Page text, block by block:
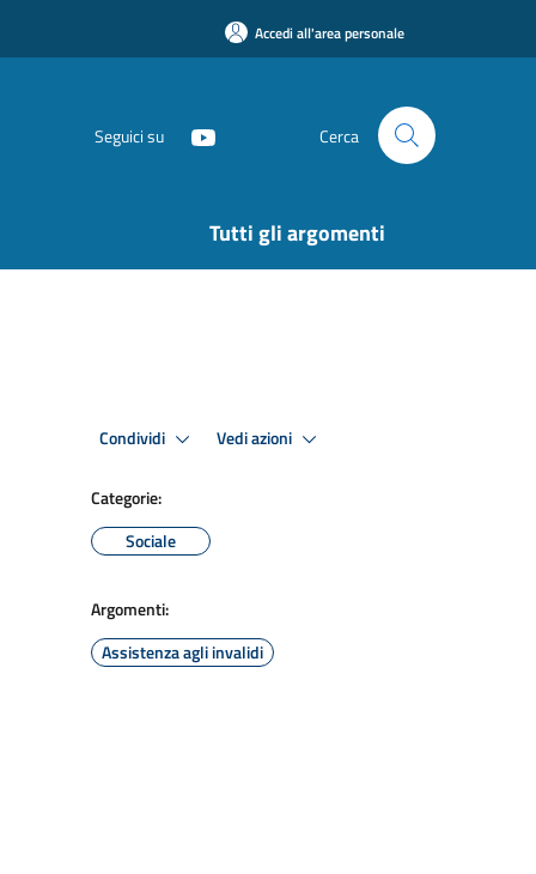
Accedi all'area personale
Seguici su Cerca
Tutti gli argomenti
Condividi Vedi azioni
Categorie:
Sociale
Argomenti:
Assistenza agli invalidi